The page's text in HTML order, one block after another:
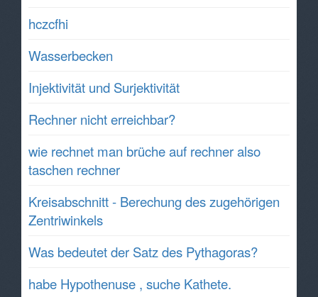
hczcfhi
Wasserbecken
Injektivität und Surjektivität
Rechner nicht erreichbar?
wie rechnet man brüche auf rechner also
taschen rechner
Kreisabschnitt - Berechung des zugehörigen
Zentriwinkels
Was bedeutet der Satz des Pythagoras?
habe Hypothenuse , suche Kathete.